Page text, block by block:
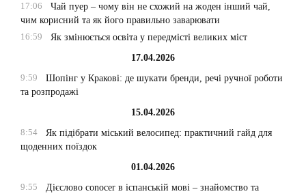
17:06
Чай пуер – чому він не схожий на жоден інший чай,
чим корисний та як його правильно заварювати
16:59
Як змінюється освіта у передмісті великих міст
17.04.2026
9:59
Шопінг у Кракові: де шукати бренди, речі ручної роботи
та розпродажі
15.04.2026
8:54
Як підібрати міський велосипед: практичний гайд для
щоденних поїздок
01.04.2026
9:55
Дієслово conocer в іспанській мові – знайомство та